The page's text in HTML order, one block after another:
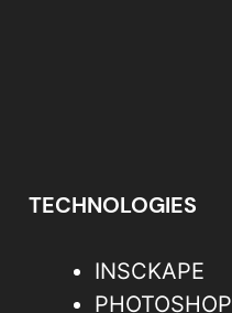
TECHNOLOGIES
INSCKAPE
PHOTOSHOP